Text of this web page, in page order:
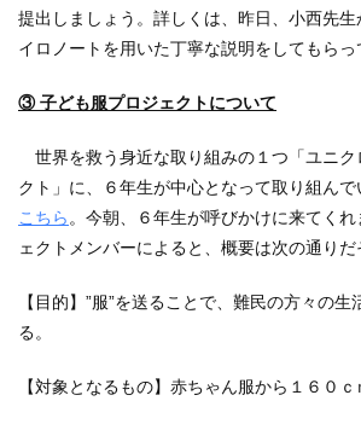
提出しましょう。詳しくは、昨日、小西先生
イロノートを用いた丁寧な説明をしてもらっ
③ 子ども服プロジェクトについて
世界を救う身近な取り組みの１つ「ユニク
クト」に、６年生が中心となって取り組ん
こちら。今朝、６年生が呼びかけに来てく
ェクトメンバーによると、概要は次の通りだ
【目的】”服”を送ることで、難民の方々の
る。
【対象となるもの】赤ちゃん服から１６０ｃ